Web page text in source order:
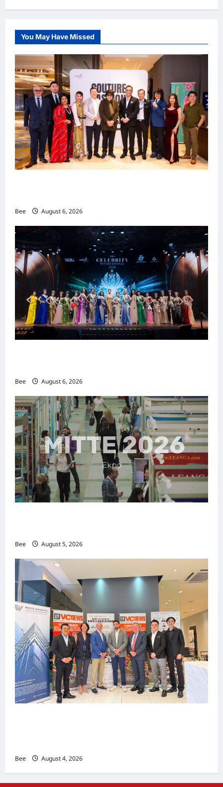
You May Have Missed
Bee August 6, 2026
Bee August 6, 2026
Bee August 5, 2026
Bee August 4, 2026